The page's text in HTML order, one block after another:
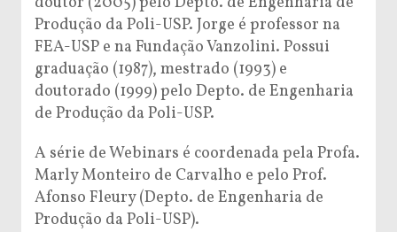
Produção da Poli-USP. Jorge é professor na
FEA-USP e na Fundação Vanzolini. Possui
graduação (1987), mestrado (1993) e
doutorado (1999) pelo Depto. de Engenharia
de Produção da Poli-USP.
A série de Webinars é coordenada pela Profa.
Marly Monteiro de Carvalho e pelo Prof.
Afonso Fleury (Depto. de Engenharia de
Produção da Poli-USP).